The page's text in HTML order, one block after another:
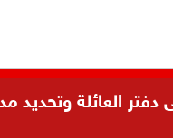
العائلة وتحديد